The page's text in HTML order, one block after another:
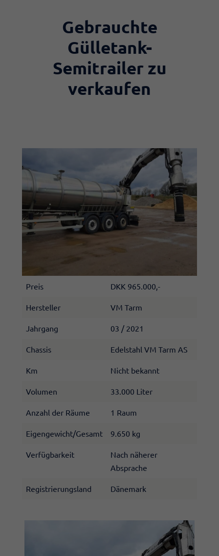
​Gebrauchte
Gülletank-
Semitrailer zu
verkaufen
Preis DKK 965.000,-
Hersteller VM Tarm​
Jahrgang 03 / 2021
Chassis Edelstahl VM Tarm AS
Km Nicht bekannt​
Volumen 33.000 Liter​
Anzahl der Räume 1​ Raum
Eigengewicht/Gesamt 9.650 kg​
Verfügbarkeit
Nach näherer
Absprache
Registrierungsland Dänemark